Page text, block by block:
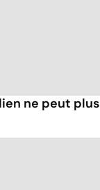
ne peut plus